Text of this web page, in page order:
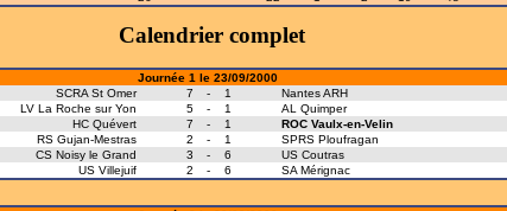
Calendrier complet
Journée 1 le 23/09/2000
SCRA St Omer
7 - 1
Nantes ARH
LV La Roche sur Yon
5 - 1
AL Quimper
HC Quévert
7 - 1
ROC Vaulx-en-Velin
RS Gujan-Mestras
2 - 1
SPRS Ploufragan
CS Noisy le Grand
3 - 6
US Coutras
US Villejuif
2 - 6 SA Mérignac